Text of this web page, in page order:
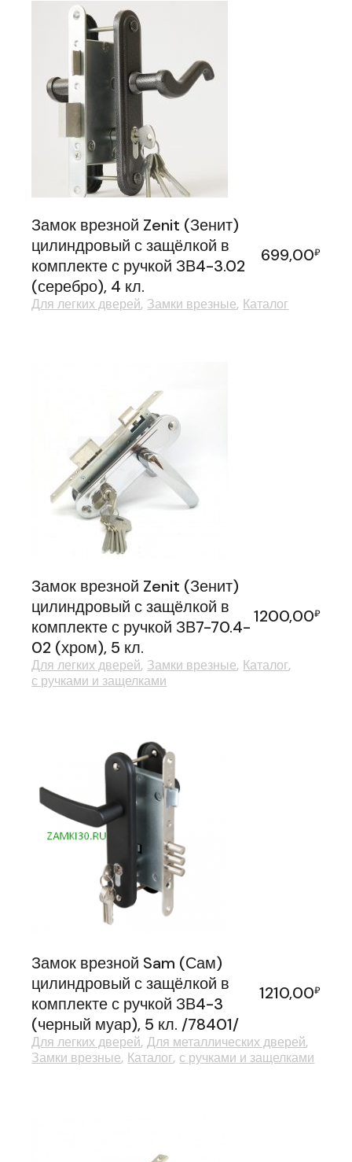
Замок врезной Zenit (Зенит)
цилиндровый с защёлкой в
комплекте с ручкой ЗВ4-3.02
(серебро), 4 кл.
699,00₽
Для легких дверей Замки врезные Каталог
Замок врезной Zenit (Зенит)
цилиндровый с защёлкой в
комплекте с ручкой ЗВ7-70.4-
02 (хром), 5 кл.
1200,00₽
Для легких дверей Замки врезные Каталог
с ручками и защелками
Замок врезной Sam (Сам)
цилиндровый с защёлкой в
комплекте с ручкой ЗВ4-3
(черный муар), 5 кл. /78401/
1210,00₽
Для легких дверей Для металлических дверей
Замки врезные Каталог с ручками и защелками